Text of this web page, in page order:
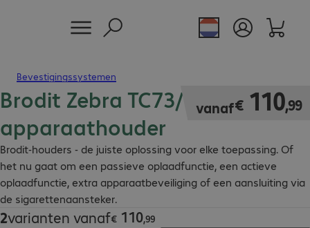
Bevestigingssystemen
Brodit Zebra TC73/TC78
apparaathouder
Brodit-houders - de juiste oplossing voor elke toepassing. Of
het nu gaat om een passieve oplaadfunctie, een actieve
oplaadfunctie, extra apparaatbeveiliging of een aansluiting via
de sigarettenaansteker.
vanaf€ 110,99
€ 110,99
2varianten vanaf€ 110,99
€ 110,99